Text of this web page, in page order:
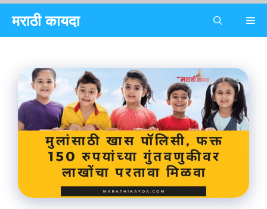
content
मराठी कायदा